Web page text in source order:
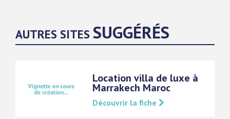
AUTRES SITES SUGGÉRÉS
Location villa de luxe à
Marrakech Maroc
Découvrir la fiche